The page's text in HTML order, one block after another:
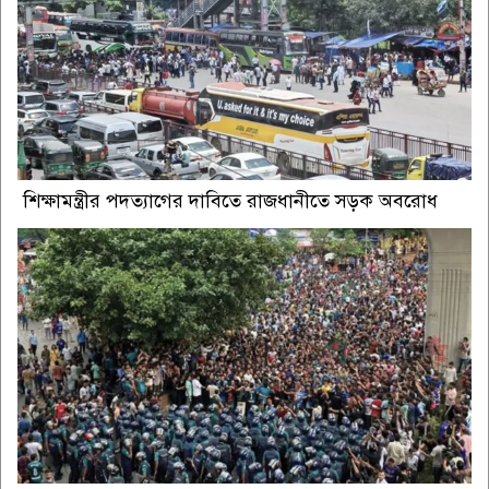
শিক্ষামন্ত্রীর পদত্যাগের দাবিতে রাজধানীতে সড়ক অবরোধ